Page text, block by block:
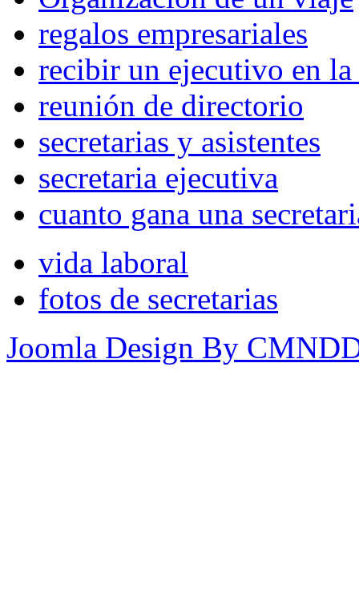
regalos empresariales
recibir un ejecutivo en la
reunión de directorio
secretarias y asistentes
secretaria ejecutiva
cuanto gana una
vida laboral
fotos de secretarias
Joomla Design By